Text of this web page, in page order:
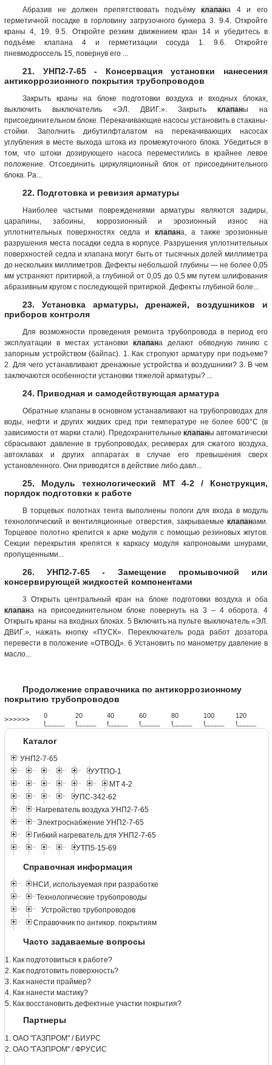
Абразив не должен препятствовать подъёмуклапана 4 и его
герметичной посадке в горловину загрузочного бункера 3. 9.4. Откройте
краны 4, 19. 9.5. Откройте резким движением кран 14 и убедитесь в
подъёме клапана 4 и герметизации сосуда 1. 9.6. Откройте
пневмодроссель 15, повернув его ...
21. УНП2-7-65 - Консервация установки нанесения
антикоррозионного покрытия трубопроводов
Закрыть краны на блоке подготовки воздуха и входных блоках,
выключить выключателиь «ЭЛ. ДВИГ.». Закрыть клапаны на
присоединительном блоке. Перекачивающие насосы установить в стаканы-
стойки. Заполнить дибутилфталатом на перекачивающих насосах
углубления в месте выхода штока из промежуточного блока. Убедиться в
том, что штоки дозирующего насоса переместились в крайнее левое
положение. Отсоединить циркуляциоиный блок от присоединительного
блока. Ра...
22. Подготовка и ревизия арматуры
Наиболее частыми повреждениями арматуры являются задиры,
царапины, забоины, коррозионный и эрозионный износ на
уплотнительных поверхностях седла и клапана, а также эрозионные
разрушения места посадки седла в корпусе. Разрушения уплотнительных
поверхностей седла и клапана могут быть от тысячных долей миллиметра
до нескольких миллиметров. Дефекты небольшой глубины — не более 0,05
мм устраняют притиркой, а глубиной от 0,05 до 0,5 мм путем шлифования
абразивным кругом с последующей притиркой. Дефекты глубиной боле...
23. Установка арматуры, дренажей, воздушников и
приборов контроля
Для возможности проведения ремонта трубопровода в период его
эксплуатации в местах установки клапана делают обводную линию с
запорным устройством (байпас). 1. Как стропуют арматуру при подъеме?
2. Для чего устанавливают дренажные устройства и воздушники? 3. В чем
заключаются особенности установки тяжелой арматуры? ...
24. Приводная и самодействующая арматура
Обратные клапаны в основном устанавливают на трубопроводах для
воды, нефти и других жидких сред при температуре не более 600°С (в
зависимости от марки стали). Предохранительные клапаны автоматически
сбрасывают давление в трубопроводах, ресиверах для сжатого воздуха,
автоклавах и других аппаратах в случае его превышения сверх
установленного. Они приводятся в действие либо давл...
25. Модуль технологический МТ 4-2 / Конструкция,
порядок подготовки к работе
В торцевых полотнах тента выполнены пологи для входа в модуль
технологический и вентиляционные отверстия, закрываемые клапанами.
Торцевое полотно крепится к арке модуля с помощью резиновых жгутов.
Секции перекрытия крепятся к каркасу модуля капроновыми шнурами,
пропущенными...
26. УНП2-7-65 - Замещение промывочной или
консервирующей жидкостей компонентами
3 Открыть центральный кран на блоке подготовки воздуха и оба
клапана на присоединительном блоке повернуть на 3 – 4 оборота. 4
Открыть краны на входных блоках. 5 Включить на пульте выключатель «ЭЛ.
ДВИГ.», нажать кнопку «ПУСК». Переключатель рода работ дозатора
перевести в положение «ОТВОД». 6 Установить по манометру давление в
масло...
Продолжение справочника по антикоррозионному
покрытию трубопроводов
>>>>>> 0
!...................
20
!...................
40
!...................
60
!...................
80
!...................
100
!...................
120
!...................
Каталог
УНП2-7-65
УУТПО-1
МТ 4-2
УПС-342-62
Нагреватель воздуха УНП2-7-65
Электроснабжение УНП2-7-65
Гибкий нагреватель для УНП2-7-65
УТП5-15-69
Справочная информация
НСИ, используемая при разработке
Технологические трубопроводы
Устройство трубопроводов
Справочник по антикор. покрытиям
Часто задаваемые вопросы
1. Как подготовиться к работе?
2. Как подготовить поверхность?
3. Как нанести праймер?
4. Как нанести мастику?
5. Как восстановить дефектные участки покрытия?
Партнеры
1. ОАО "ГАЗПРОМ" / БИУРС
2. ОАО "ГАЗПРОМ" / ФРУСИС